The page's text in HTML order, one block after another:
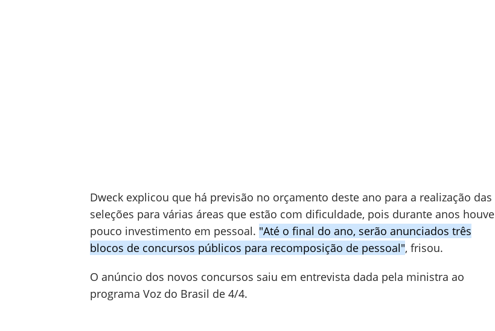
Dweck explicou que há previsão no orçamento deste ano para a realização das
seleções para várias áreas que estão com dificuldade, pois durante anos houve
pouco investimento em pessoal. "Até o final do ano, serão anunciados três
blocos de concursos públicos para recomposição de pessoal", frisou.
O anúncio dos novos concursos saiu em entrevista dada pela ministra ao
programa Voz do Brasil de 4/4.